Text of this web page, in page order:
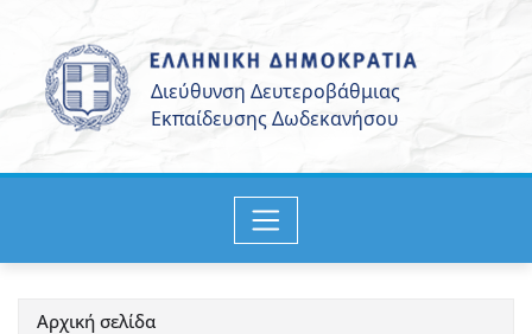
περιεχόμενο
Αρχική σελίδα